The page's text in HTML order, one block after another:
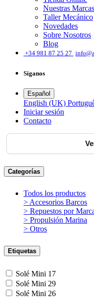
Nuestras Marcas
Taller Mecánico
Novedades
Sobre Nosotros
Blog
+34 981 87 25 27
Síganos
Español
English (UK)
Iniciar sesión
​Contacto
Categorías
Todos los productos
> Accesorios Barcos
> Repuestos por
> Propulsión Marina
> Otros
Etiquetas
Solé Mini 17
Solé Mini 29
Solé Mini 26